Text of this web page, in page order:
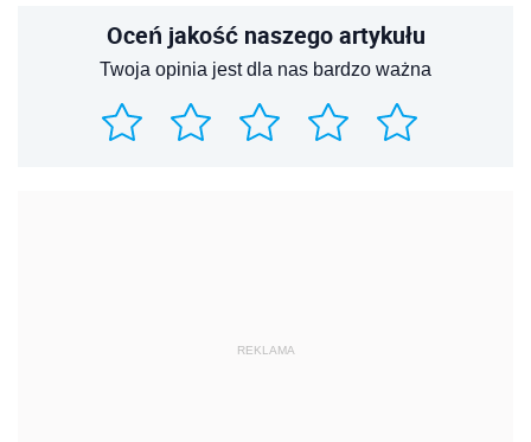
Oceń jakość naszego artykułu
Twoja opinia jest dla nas bardzo ważna
REKLAMA